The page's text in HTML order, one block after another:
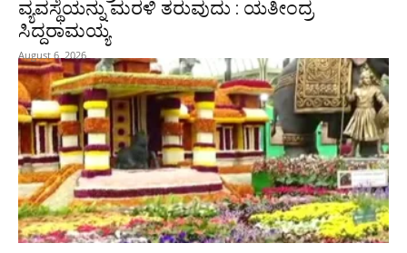
ವ್ಯವಸ್ಥೆಯನ್ನು ಮರಳಿ ತರುವುದು : ಯತೀಂದ್ರ
ಸಿದ್ದರಾಮಯ್ಯ
August 6, 2026